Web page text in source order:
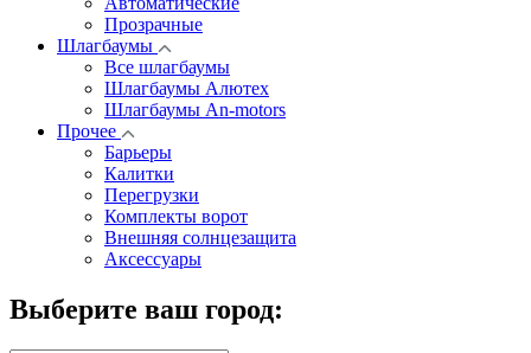
Прозрачные
Шлагбаумы
Все шлагбаумы
Шлагбаумы Алютех
Шлагбаумы An-motors
Прочее
Барьеры
Калитки
Перегрузки
Комплекты ворот
Внешняя солнцезащита
Аксессуары
Выберите ваш город: